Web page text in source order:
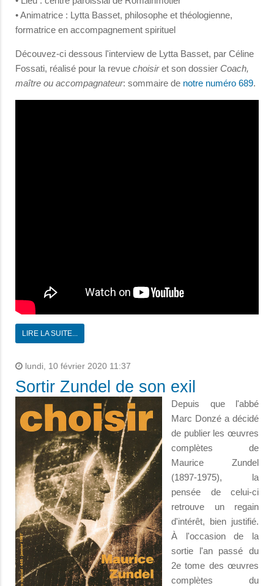
• Animatrice : Lytta Basset, philosophe et théologienne,
formatrice en accompagnement spirituel
Découvez-ci dessous l'interview de Lytta Basset, par Céline
Fossati, réalisé pour la revue choisiret son dossier Coach,
maître ou accompagnateur: sommaire de notre numéro 689.
LIRE LA SUITE...
lundi, 10 février 2020 11:37
Sortir Zundel de son exil
Depuis que l'abbé
Marc Donzé a décidé
de publier les œuvres
complètes de
Maurice Zundel
(1897-1975), la
pensée de celui-ci
retrouve un regain
d'intérêt, bien justifié.
À l'occasion de la
sortie l'an passé du
2e tome des œuvres
complètes du